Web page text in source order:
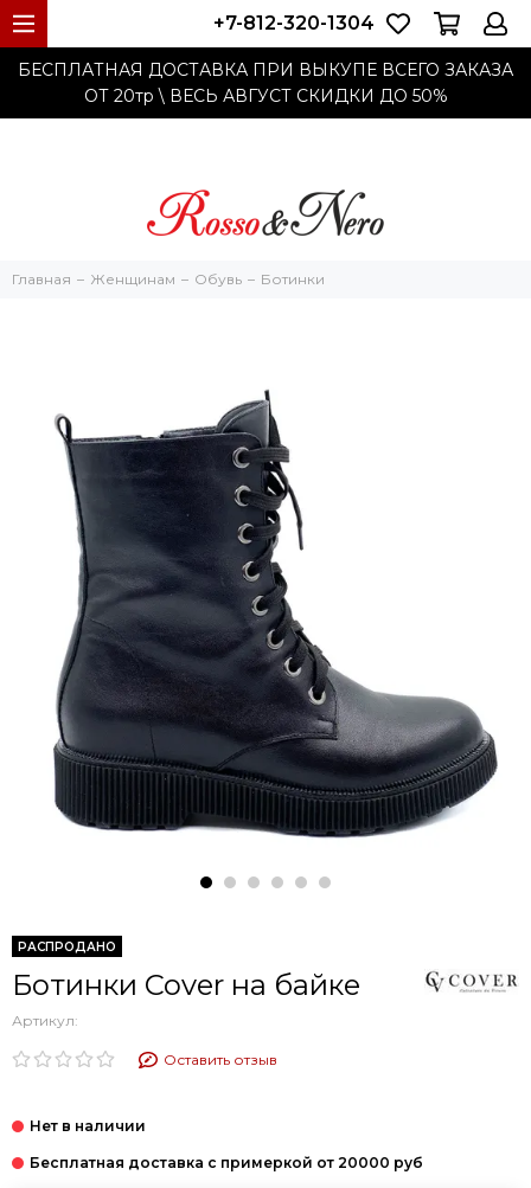
БЕСПЛАТНАЯ ДОСТАВКА ПРИ ВЫКУПЕ ВСЕГО ЗАКАЗА
ОТ 20тр \ ВЕСЬ АВГУСТ СКИДКИ ДО 50%
+7-812-320-1304
Главная Женщинам Обувь Ботинки
РАСПРОДАНО
Ботинки Cover на байке
Артикул:
Оставить отзыв